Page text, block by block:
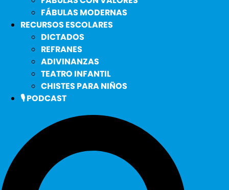
FÁBULAS MODERNAS
RECURSOS ESCOLARES
DICTADOS
REFRANES
ADIVINANZAS
TEATRO INFANTIL
CHISTES PARA NIÑOS
🎙️ PODCAST